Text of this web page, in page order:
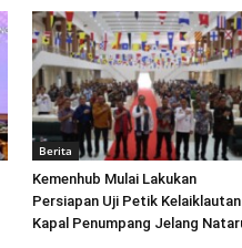
Berita
Kemenhub Mulai Lakukan
Persiapan Uji Petik Kelaiklautan
Kapal Penumpang Jelang